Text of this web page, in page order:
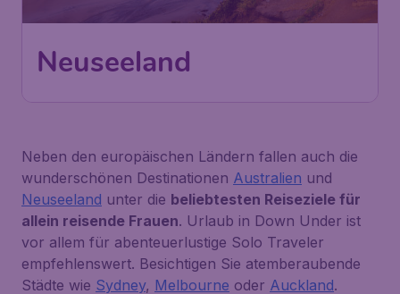
Neuseeland
Neben den europäischen Ländern fallen auch die
wunderschönen Destinationen Australien und
Neuseeland unter die beliebtesten Reiseziele für
allein reisende Frauen. Urlaub in Down Under ist
vor allem für abenteuerlustige Solo Traveler
empfehlenswert. Besichtigen Sie atemberaubende
Städte wie Sydney, Melbourne oder Auckland.